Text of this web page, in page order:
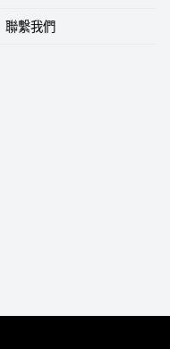
聯繫我們